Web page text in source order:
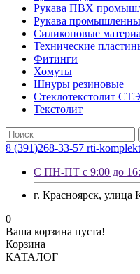
Рукава ПВХ
Рукава
Силиконовые
Технические
Фитинги
Хомуты
Шнуры резиновые
Стеклотекстолит
Текстолит
8 (391)268-33-57 rti-
С ПН-ПТ с 9:00 до
г. Красноярск, улица
0
Ваша корзина пуста!
Корзина
КАТАЛОГ